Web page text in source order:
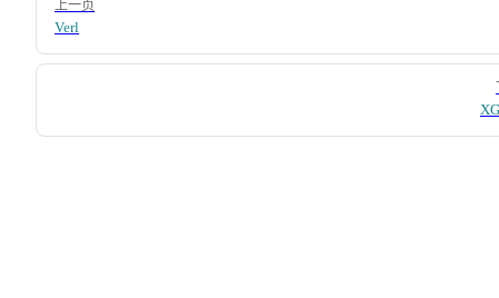
上一页
Verl